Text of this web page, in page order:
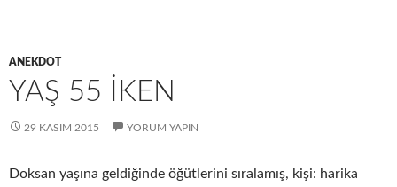
ANEKDOT
YAŞ 55 İKEN
29 KASIM 2015 YORUM YAPIN
Doksan yaşına geldiğinde öğütlerini sıralamış, kişi: harika